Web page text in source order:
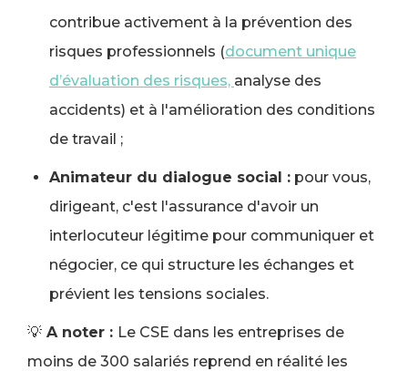
contribue activement à la prévention des
risques professionnels (document unique
d’évaluation des risques, analyse des
accidents) et à l'amélioration des conditions
de travail ;
Animateur du dialogue social : pour vous,
dirigeant, c'est l'assurance d'avoir un
interlocuteur légitime pour communiquer et
négocier, ce qui structure les échanges et
prévient les tensions sociales.
💡 A noter : Le CSE dans les entreprises de
moins de 300 salariés reprend en réalité les